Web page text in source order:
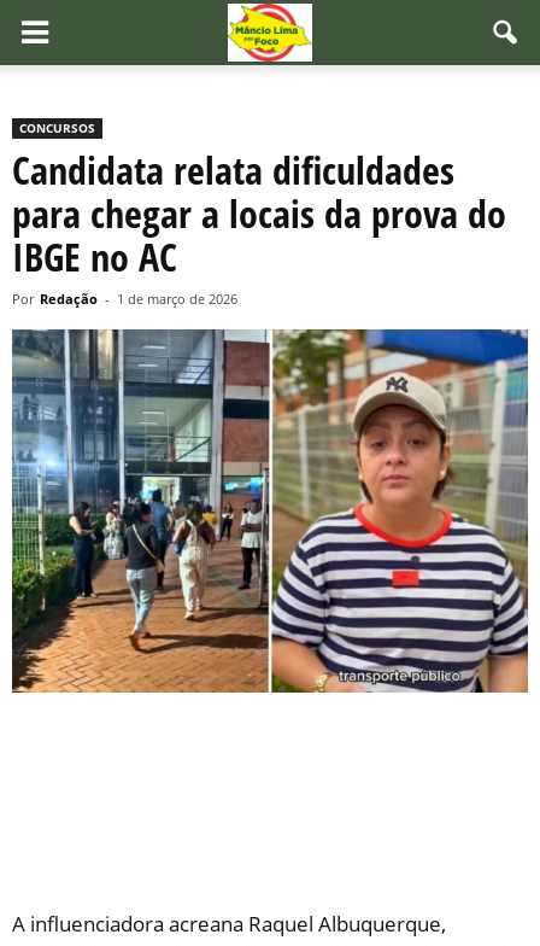
CONCURSOS
Candidata relata dificuldades
para chegar a locais da prova do
IBGE no AC
Por Redação - 1 de março de 2026
A influenciadora acreana Raquel Albuquerque,